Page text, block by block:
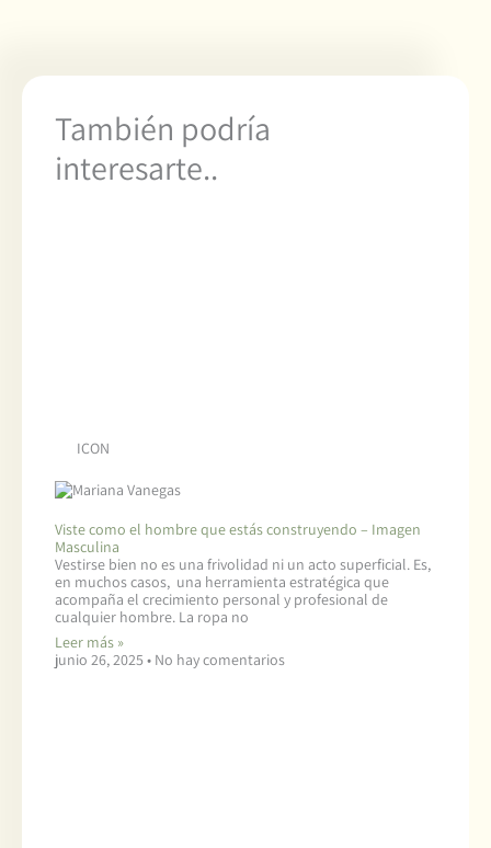
También podría
interesarte..
ICON
Viste como el hombre que estás construyendo – Imagen
Masculina
Vestirse bien no es una frivolidad ni un acto superficial. Es,
en muchos casos, una herramienta estratégica que
acompaña el crecimiento personal y profesional de
cualquier hombre. La ropa no
Leer más »
junio 26, 2025
No hay comentarios